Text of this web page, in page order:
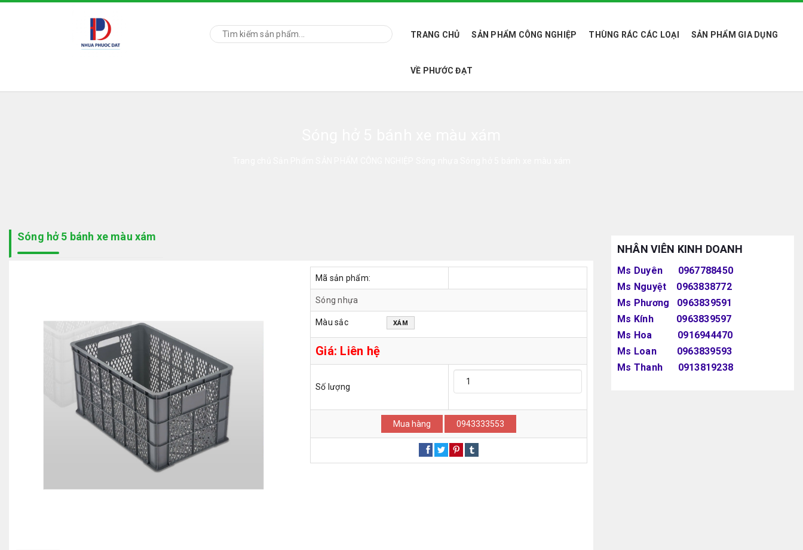
TRANG CHỦ SẢN PHẨM CÔNG NGHIỆP THÙNG RÁC CÁC LOẠI SẢN PHẨM GIA DỤNG
VỀ PHƯỚC ĐẠT
Sóng hở 5 bánh xe màu xám
Mã sản phẩm:
Sóng nhựa
Màu sắc XÁM
Giá: Liên hệ
Số lượng
Mua hàng 0943333553
NHÂN VIÊN KINH DOANH
Ms Duyên 0967788450
Ms Nguyệt 0963838772
Ms Phương 0963839591
Ms Kính 0963839597
Ms Hoa 0916944470
Ms Loan 0963839593
Ms Thanh 0913819238